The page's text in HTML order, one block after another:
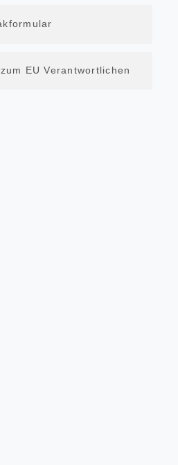
EU Verantwortlichen